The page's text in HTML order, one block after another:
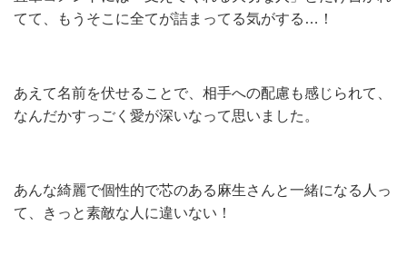
てて、もうそこに全てが詰まってる気がする…！
あえて名前を伏せることで、相手への配慮も感じられて、
なんだかすっごく愛が深いなって思いました。
あんな綺麗で個性的で芯のある麻生さんと一緒になる人っ
て、きっと素敵な人に違いない！